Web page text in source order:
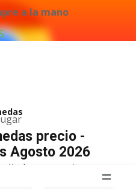
a la mano
precio -
Agosto 2026
para este